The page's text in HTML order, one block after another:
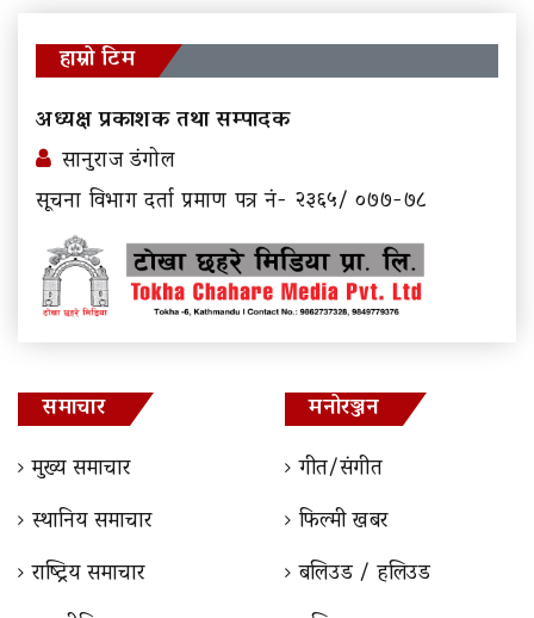
हाम्रो टिम
अध्यक्ष प्रकाशक तथा सम्पादक
सानुराज डंगोल
सूचना विभाग दर्ता प्रमाण पत्र नं- २३६५/ ०७७-७८
समाचार
मुख्य समाचार
स्थानिय समाचार
राष्ट्रिय समाचार
मनोरञ्जन
गीत/संगीत
फिल्मी खबर
बलिउड / हलिउड